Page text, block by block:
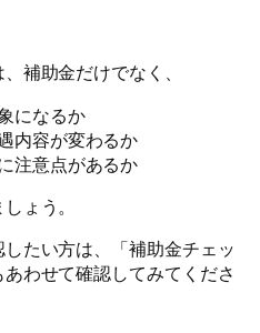
補助金だけでなく、
になるか
内容が変わるか
注意点があるか
ょう。
たい方は、「補助金チェッ
わせて確認してみてくださ